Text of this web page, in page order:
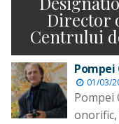
Director
Centrului
Pompei
01/03/
Pompei